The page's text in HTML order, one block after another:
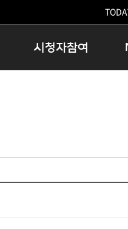
시청자참여
오